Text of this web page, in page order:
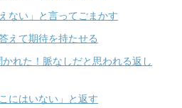
ない」と言ってごまかす
えて期待を持たせる
れた！脈なしだと思われる返し
にはいない」と返す